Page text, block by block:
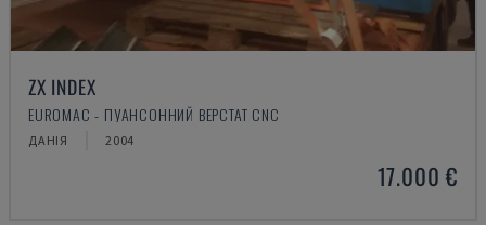
ZX INDEX
EUROMAC - ПУАНСОННИЙ ВЕРСТАТ CNC
ДАНІЯ 2004
17.000 €